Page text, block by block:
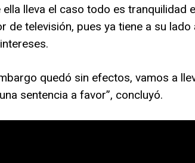
lleva el caso todo es tranquilidad
de televisión, pues ya tiene a su lado
quedó sin efectos, vamos a
sentencia a favor”, concluyó.